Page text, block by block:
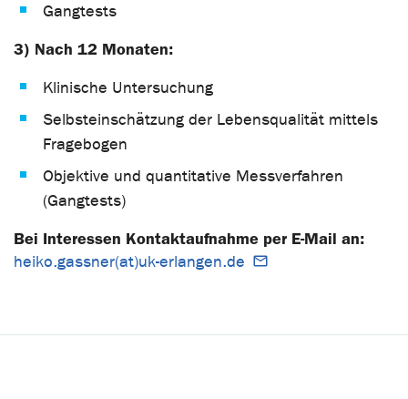
Gangtests
3) Nach 12 Monaten:
Klinische Untersuchung
Selbsteinschätzung der Lebensqualität mittels
Fragebogen
Objektive und quantitative Messverfahren
(Gangtests)
Bei Interessen Kontaktaufnahme per E-Mail an:
heiko.gassner(at)uk-erlangen.de